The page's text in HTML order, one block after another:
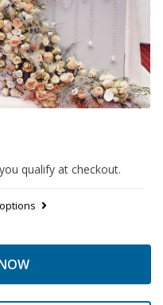
qualify at checkout.